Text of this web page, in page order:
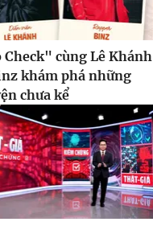
Check" cùng Lê Khánh
khám phá những
chưa kể